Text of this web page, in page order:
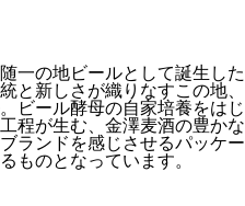
一の地ビールとして誕生した
と新しさが織りなすこの地、
ビール酵母の自家培養をはじ
程が生む、金澤麦酒の豊かな
ランドを感じさせるパッケー
ものとなっています。